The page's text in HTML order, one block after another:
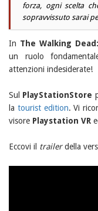
forza, ogni scelta
sopravvissuto sarai
In The Walking
un ruolo
attenzioni indesiderate!
Sul PlayStationStore
la tourist edition. Vi
visore Playstation VR
Eccovi il trailerdella